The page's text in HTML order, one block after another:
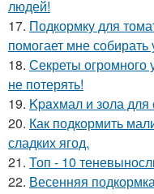
людей!
17. Подкормку для
помогает мне
18. Секреты огромного
не потерять!
19. Kpaxмал и зола для
20. Как подкормить
сладких ягод.
21. Топ - 10
22. Весенняя